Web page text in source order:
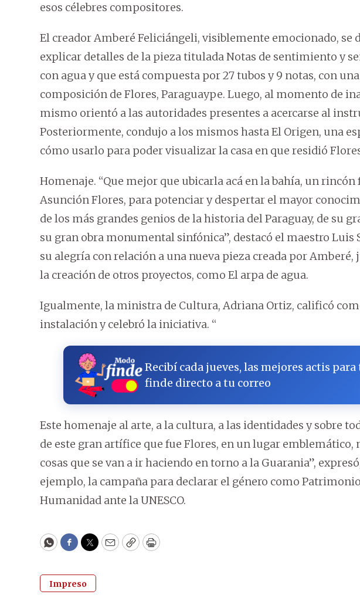
esos célebres compositores.
El creador Amberé Feliciángeli, visiblemente emocionado, se
explicar detalles de la pieza titulada Notas de sentimiento y
con agua y que está compuesta por 27 tubos y 9 notas, con
composición de Flores, Paraguaype. Luego, al momento de
mismo orientó a las autoridades presentes a acercarse al
Posteriormente, condujo a los mismos hasta El Origen, una
cómo usarlo para poder visualizar la casa en que residió
Homenaje. “Que mejor que ubicarla acá en la bahía, un rincón
Asunción Flores, para potenciar y despertar el mayor
de los más grandes genios de la historia del Paraguay, de su
su gran obra monumental sinfónica”, destacó el maestro Luis
su alegría con relación a una nueva pieza creada por
la creación de otros proyectos, como El arpa de agua.
Igualmente, la ministra de Cultura, Adriana Ortiz, calificó
instalación y celebró la iniciativa. “
Recibí cada jueves, las mejores actis para
finde directo a tu correo
Este homenaje al arte, a la cultura, a las identidades y sobre
de este gran artífice que fue Flores, en un lugar emblemático,
cosas que se van a ir haciendo en torno a la Guarania”,
ejemplo, la campaña para declarar el género como
Humanidad ante la UNESCO.
WhatsApp
Facebook
Twitter
EmailCopyPrint
Impreso